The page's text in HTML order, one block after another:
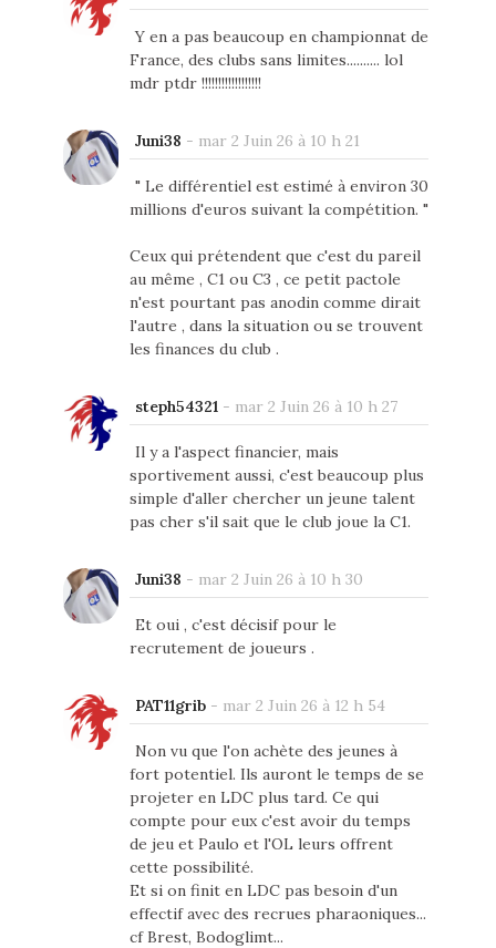
Y en a pas beaucoup en championnat de
France, des clubs sans limites.......... lol
mdr ptdr !!!!!!!!!!!!!!!!!!
Juni38 - mar 2 Juin 26 à 10 h 21
" Le différentiel est estimé à environ 30
millions d'euros suivant la compétition. "
Ceux qui prétendent que c'est du pareil
au même , C1 ou C3 , ce petit pactole
n'est pourtant pas anodin comme dirait
l'autre , dans la situation ou se trouvent
les finances du club .
steph54321- mar 2 Juin 26 à 10 h 27
Il y a l'aspect financier, mais
sportivement aussi, c'est beaucoup plus
simple d'aller chercher un jeune talent
pas cher s'il sait que le club joue la C1.
Juni38 - mar 2 Juin 26 à 10 h 30
Et oui , c'est décisif pour le
recrutement de joueurs .
PAT11grib- mar 2 Juin 26 à 12 h 54
Non vu que l'on achète des jeunes à
fort potentiel. Ils auront le temps de se
projeter en LDC plus tard. Ce qui
compte pour eux c'est avoir du temps
de jeu et Paulo et l'OL leurs offrent
cette possibilité.
Et si on finit en LDC pas besoin d'un
effectif avec des recrues pharaoniques...
cf Brest, Bodoglimt...